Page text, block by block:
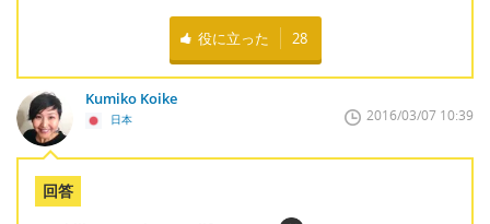
役に立った 28
Kumiko Koike
日本 2016/03/07 10:39
回答